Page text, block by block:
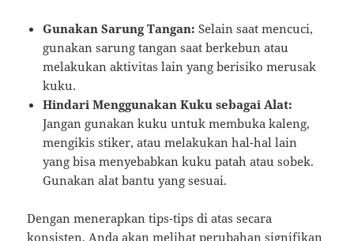
Gunakan Sarung Tangan: Selain saat mencuci,
gunakan sarung tangan saat berkebun atau
melakukan aktivitas lain yang berisiko merusak
kuku.
Hindari Menggunakan Kuku sebagai Alat:
Jangan gunakan kuku untuk membuka kaleng,
mengikis stiker, atau melakukan hal-hal lain
yang bisa menyebabkan kuku patah atau sobek.
Gunakan alat bantu yang sesuai.
Dengan menerapkan tips-tips di atas secara
konsisten, Anda akan melihat perubahan signifikan